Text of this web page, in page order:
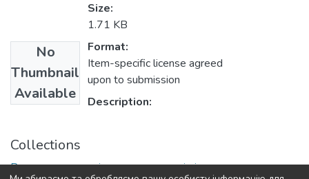
No
Thumbnail
Available
Size:
1.71 KB
Format:
Item-specific license agreed
upon to submission
Description:
Collections
Ринкова економіка: сучасна теорія і практика